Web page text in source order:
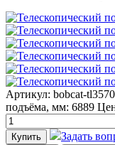
Артикул: bobcat-tl3570
подъёма, мм: 6889
Купить Задать